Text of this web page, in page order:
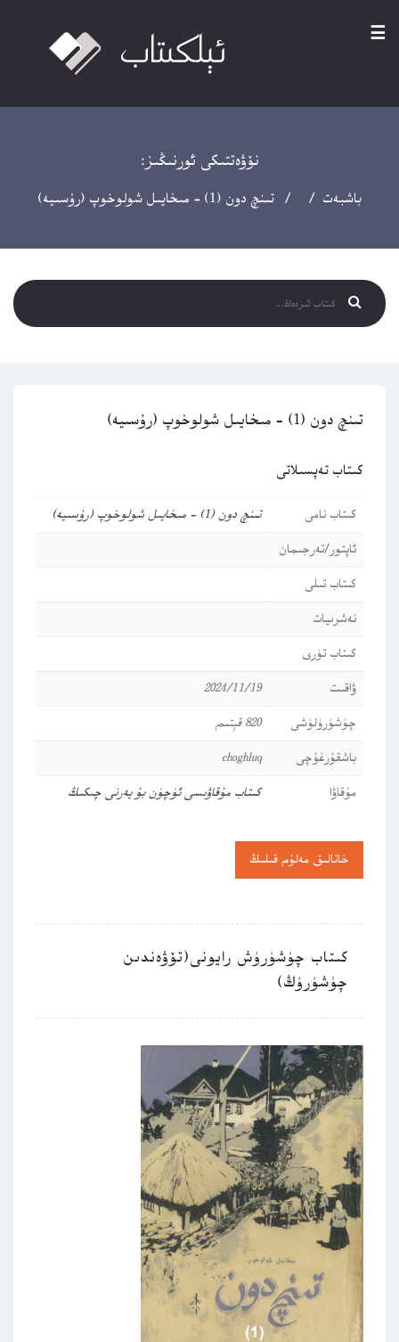
☰
نۆۋەتتىكى ئورنىڭىز:
باشبەت / / تىنچ دون (1) – مىخايىل شولوخوپ (رۇسىيە)
تىنچ دون (1) – مىخايىل شولوخوپ (رۇسىيە)
كىتاب تەپسىلاتى
كىتاب نامى
تىنچ دون (1) – مىخايىل شولوخوپ (رۇسىيە)
ئاپتور/تەرجىمان
كىتاب تىلى
نەشرىيات
كىتاب تۈرى
ۋاقىت
2024/11/19
چۈشۈرۈلۈشى
820 قېتىم
باشقۇرغۇچى
choghluq
مۇقاۋا
كىتاب مۇقاۋىسى ئۈچۈن بۇ يەرنى چىكىڭ
خاتالىق مەلۇم قىلىڭ
كىتاب چۈشۈرۈش رايونى(تۆۋەندىن
چۈشۈرۈڭ)